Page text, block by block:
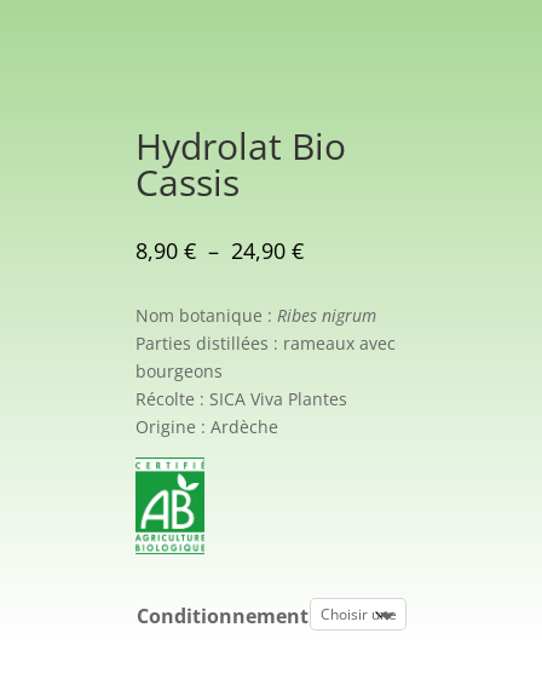
Hydrolat Bio
Cassis
8,90 € – 24,90 €Plage
prix :
8,90 €
24,90 €
Nom botanique : Ribes nigrum
Parties distillées : rameaux avec
bourgeons
Récolte : SICA Viva Plantes
Origine : Ardèche
Conditionnement